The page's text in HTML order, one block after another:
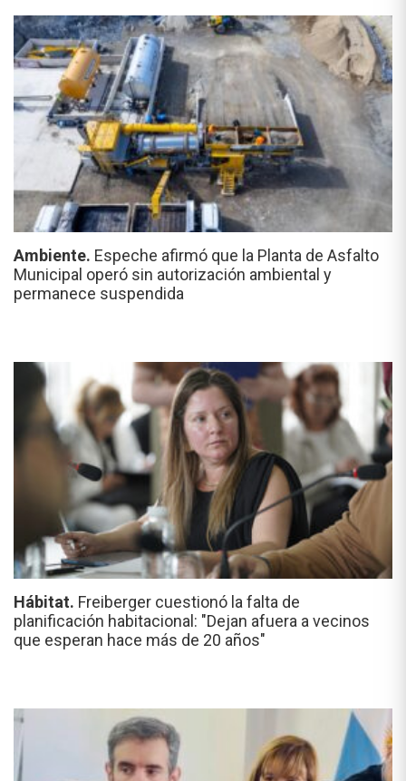
Ambiente. Espeche afirmó que la Planta de Asfalto
Municipal operó sin autorización ambiental y
permanece suspendida
Hábitat. Freiberger cuestionó la falta de
planificación habitacional: "Dejan afuera a vecinos
que esperan hace más de 20 años"